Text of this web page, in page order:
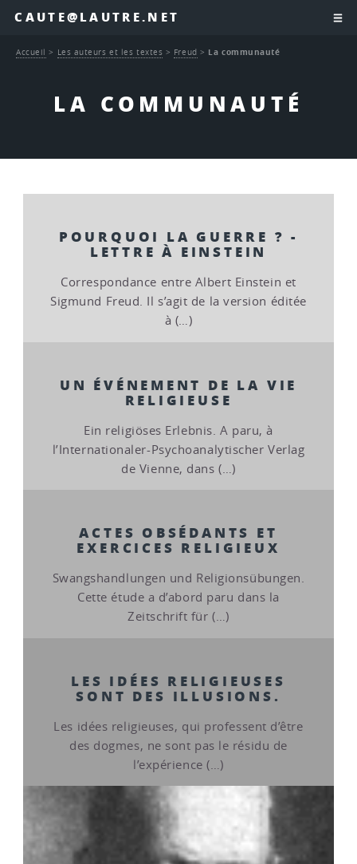
CAUTE@LAUTRE.NET
LA COMMUNAUTÉ
Accueil > Les auteurs et les textes > Freud > La communauté
POURQUOI LA GUERRE ? -
LETTRE À EINSTEIN
Correspondance entre Albert Einstein et
Sigmund Freud. Il s’agit de la version éditée
à (…)
UN ÉVÉNEMENT DE LA VIE
RELIGIEUSE
Ein religiöses Erlebnis. A paru, à
l’Internationaler-Psychoanalytischer Verlag
de Vienne, dans (…)
ACTES OBSÉDANTS ET
EXERCICES RELIGIEUX
Swangshandlungen und Religionsübungen.
Cette étude a d’abord paru dans la
Zeitschrift für (…)
LES IDÉES RELIGIEUSES
SONT DES ILLUSIONS.
Les idées religieuses, qui professent d’être
des dogmes, ne sont pas le résidu de
l’expérience (…)